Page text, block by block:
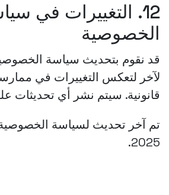
12. التغييرات في
الخصوصية
قد نقوم بتحديث سياسة
لآخر لتعكس التغييرات في
قانونية. سيتم نشر أي تحديثات
2025.